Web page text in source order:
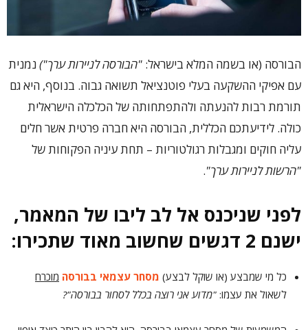
הבורסה (או בשמה המלא בישראל: "הבורסה לניירות ערך")נמנית
עם אפיקי ההשקעה בעלי פוטנציאל תשואה גבוה. בנוסף, היא גם
תורמת רבות להנעתה ולהתפתחותה של הכלכלה הישראלית
כולה. לידיעתכם הכללית, הבורסה היא חברה פרטית אשר חלים
עליה חוקים ומגבלות רגולטוריות – תחת עיניה הפקוחות של
"הרשות לניירות ערך".
לפני שניכנס אל לב ליבו של המאמר,
ישנם 2
דגשים שחשוב מאוד שתכירו:
כל מי שמבצע (או שוקל לבצע) מסחר עצמאי בבורסה מוכרח
לשאול את עצמו: "מדוע אני רוצה בכלל לסחור בבורסה"?